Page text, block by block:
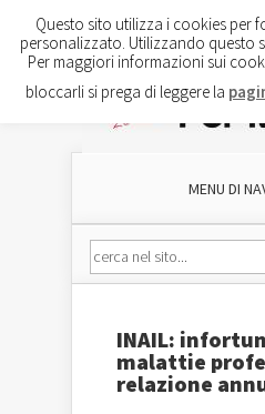
MENU DI
INAIL:
malattie
relazione
Questo sito utilizza i cookies per
personalizzato. Utilizzando questo
Per maggiori informazioni sui
bloccarli si prega di leggere la